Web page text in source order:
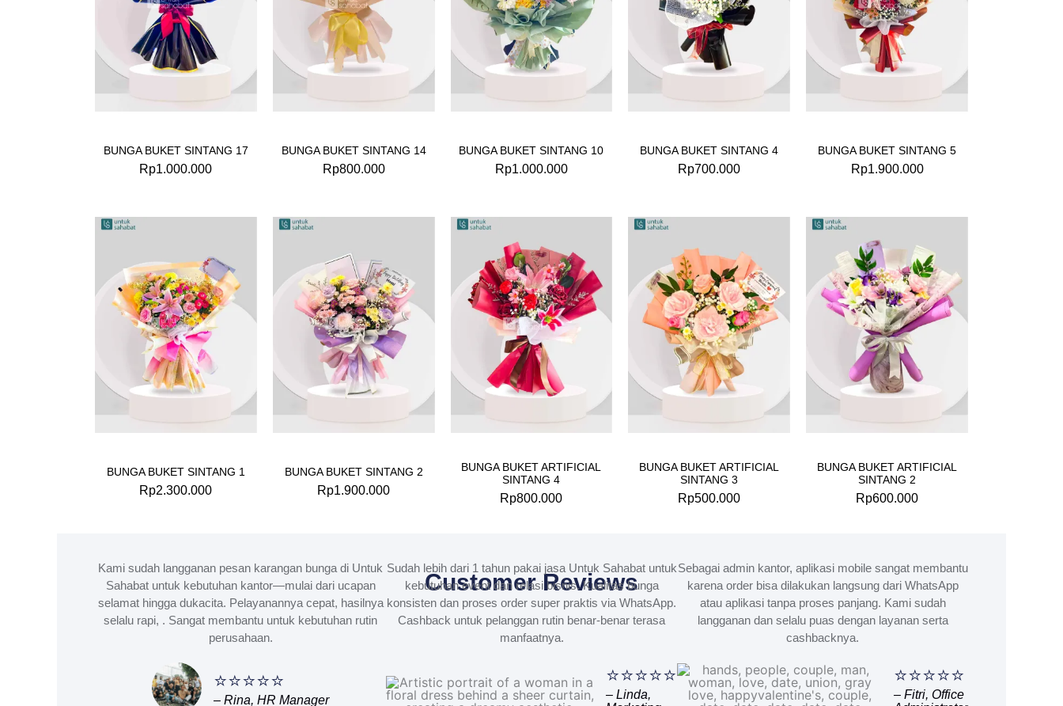
BUNGA BUKET SINTANG 17
Rp1.000.000
BUNGA BUKET SINTANG 14
Rp800.000
BUNGA BUKET SINTANG 10
Rp1.000.000
BUNGA BUKET SINTANG 4
Rp700.000
BUNGA BUKET SINTANG 5
Rp1.900.000
BUNGA BUKET SINTANG 1
Rp2.300.000
BUNGA BUKET SINTANG 2
Rp1.900.000
BUNGA BUKET ARTIFICIAL
SINTANG 4
Rp800.000
BUNGA BUKET ARTIFICIAL
SINTANG 3
Rp500.000
BUNGA BUKET ARTIFICIAL
SINTANG 2
Rp600.000
Customer Reviews
Kami sudah langganan pesan karangan bunga di Untuk
Sahabat untuk kebutuhan kantor—mulai dari ucapan
selamat hingga dukacita. Pelayanannya cepat, hasilnya
selalu rapi, . Sangat membantu untuk kebutuhan rutin
perusahaan.
⭐⭐⭐⭐⭐
– Rina, HR Manager
Sudah lebih dari 1 tahun pakai jasa Untuk Sahabat untuk
kebutuhan event dan relasi bisnis. Kualitas bunga
konsisten dan proses order super praktis via WhatsApp.
Cashback untuk pelanggan rutin benar-benar terasa
manfaatnya.
⭐⭐⭐⭐⭐
– Linda,
Sebagai admin kantor, aplikasi mobile sangat membantu
karena order bisa dilakukan langsung dari WhatsApp
atau aplikasi tanpa proses panjang. Kami sudah
langganan dan selalu puas dengan layanan serta
cashbacknya.
⭐⭐⭐⭐⭐
– Fitri, Office